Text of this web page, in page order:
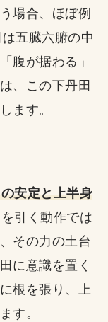
場合、ほぼ例
五臓六腑の中
腹が据わる」
、この下丹田
ます。
安定と上半身
引く動作では
その力の土台
に意識を置く
根を張り、上
す。